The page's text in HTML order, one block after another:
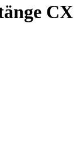
CX